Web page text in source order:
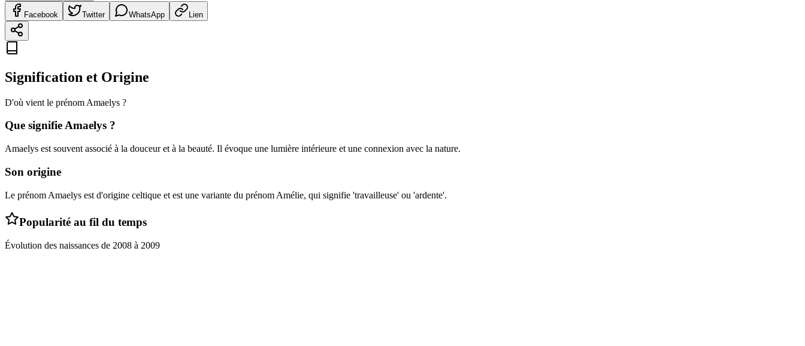
Facebook Twitter WhatsApp Lien
Signification et Origine
D'où vient le prénom Amaelys ?
Que signifieAmaelys ?
Amaelys est souvent associé à la douceur et à la beauté. Il évoque une lumière intérieure et une connexion avec la nature.
Son origine
Le prénom Amaelys est d'origine celtique et est une variante du prénom Amélie, qui signifie 'travailleuse' ou 'ardente'.
Popularité au fil du temps
Évolution des naissances de 2008 à 2009